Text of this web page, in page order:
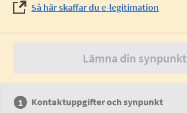
Så här skaffar du e-legitimation
Lämna din synpunkt
Kontaktuppgifter och synpunkt